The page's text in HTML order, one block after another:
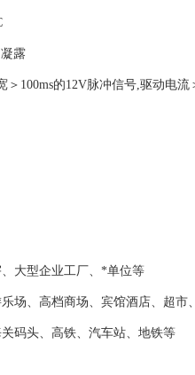
露
100ms的12V脉冲信号,驱动电流
大型企业工厂、*单位等
、高档商场、宾馆酒店、超市
码头、高铁、汽车站、地铁等